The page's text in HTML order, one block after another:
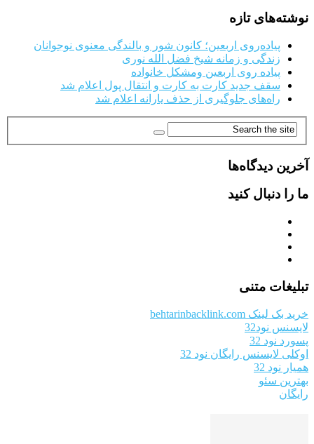
نوشته‌های تازه
پیاده‌روی اربعین؛ کانون شور و بالندگی معنوی نوجوانان
زندگی و زمانه شیخ فضل الله نوری
پیاده روی اربعین ومشکل خانواده
سقف جدید کارت به کارت و انتقال پول اعلام شد
راه‌های جلوگیری از حذف یارانه اعلام شد
آخرین دیدگاه‌ها
ما را دنبال کنید
تبلیغات متنی
خرید بک لینک behtarinbacklink.com
لایسنس نود32
پسورد نود 32
اوکلی لایسنس رایگان نود 32
همیار نود 32
بهترین سئو
رایگان